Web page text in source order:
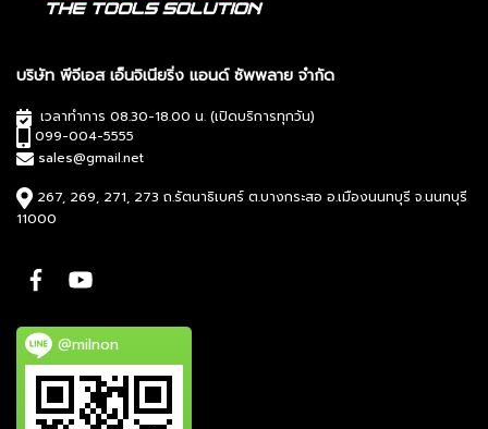
บริษัท พีจีเอส เอ็นจิเนียริ่ง แอนด์ ซัพพลาย จำกัด
เวลาทำการ 08.30-18.00 น. (เปิดบริการทุกวัน)
099-004-5555
sales@gmail.net
267, 269, 271, 273 ถ.รัตนาธิเบศร์ ต.บางกระสอ อ.เมืองนนทบุรี จ.นนทบุรี
11000
@milnon